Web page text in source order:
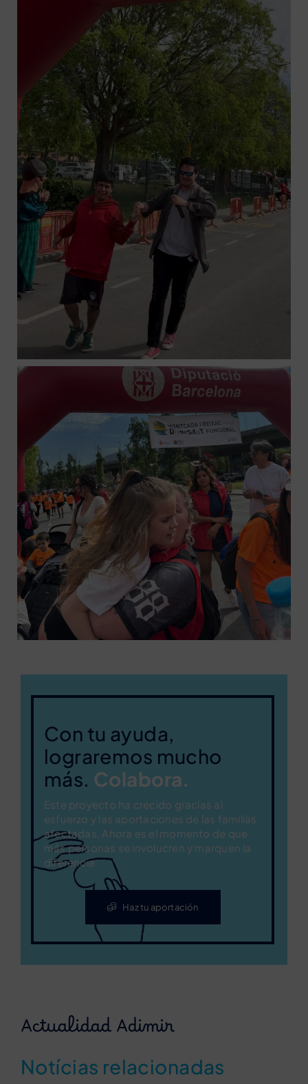
Con tu ayuda,
lograremos mucho
más. Colabora.
Este proyecto ha crecido gracias al
esfuerzo y las aportaciones de las familias
afectadas. Ahora es el momento de que
más personas se involucren y marquen la
diferencia.
Haz tu aportación
Actualidad Adimir
Notícias relacionadas